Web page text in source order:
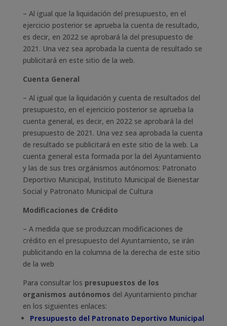
– Al igual que la liquidación del presupuesto, en el
ejercicio posterior se aprueba la cuenta de resultado,
es decir, en 2022 se aprobará la del presupuesto de
2021. Una vez sea aprobada la cuenta de resultado se
publicitará en este sitio de la web.
Cuenta General
– Al igual que la liquidación y cuenta de resultados del
presupuesto, en el ejericicio posterior se aprueba la
cuenta general, es decir, en 2022 se aprobará la del
presupuesto de 2021. Una vez sea aprobada la cuenta
de resultado se publicitará en este sitio de la web. La
cuenta general esta formada por la del Ayuntamiento
y las de sus tres orgánismos autónomos: Patronato
Deportivo Municipal, Instituto Municipal de Bienestar
Social y Patronato Municipal de Cultura
Modificaciones de Crédito
– A medida que se produzcan modificaciones de
crédito en el presupuesto del Ayuntamiento, se irán
publicitando en la columna de la derecha de este sitio
de la web
Para consultar los presupuestos de los
organismos autónomos del Ayuntamiento pinchar
en los siguientes enlaces:
Presupuesto del Patronato Deportivo Municipal